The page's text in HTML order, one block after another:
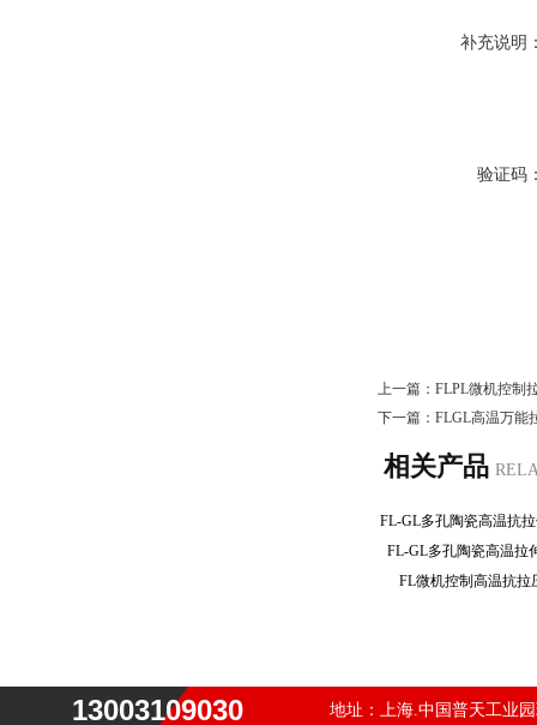
补充说明
验证码
上一篇： FLPL微机控制
下一篇： FLGL高温万能
相关产品
FL-GL多孔陶瓷高温
FL微机控制高温抗
13003109030 地址：上海.中国普天工业